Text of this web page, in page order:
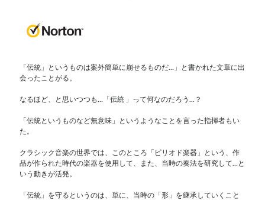
「伝統」というものは案外簡単に崩せるものだ…」と書かれた文章に出
会ったことがる。
なるほど、と思いつつも…「伝統 」って何なのだろう…？
「伝統というものなど無意味」というようなことを言った指揮者もい
た。
クラシック音楽の世界では、このところ「ピリオド楽器」という、作
品が作られた時代の楽器を使用して、また、当時の奏法を研究して…と
いう動きが活発。
「伝統」を守るというのは、単に、当時の「形」を継承していくこと